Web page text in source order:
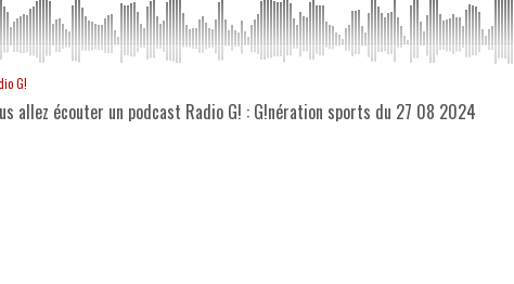
G!
allez écouter un podcast Radio G! : G!nération sports du 27 08 2024